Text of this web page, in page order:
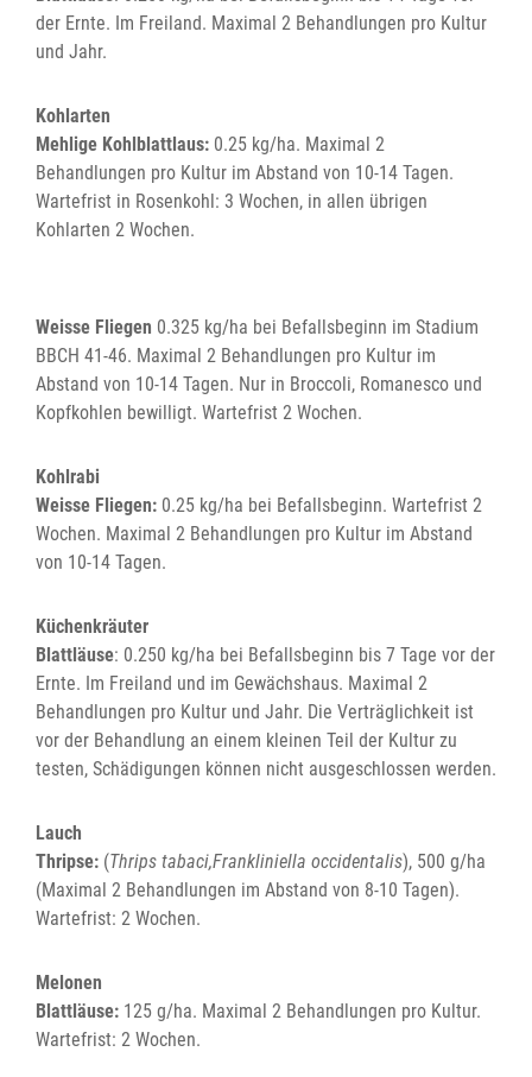
der Ernte. Im Freiland. Maximal 2 Behandlungen pro Kultur
und Jahr.
Kohlarten
Mehlige Kohlblattlaus: 0.25 kg/ha. Maximal 2
Behandlungen pro Kultur im Abstand von 10-14 Tagen.
Wartefrist in Rosenkohl: 3 Wochen, in allen übrigen
Kohlarten 2 Wochen.
Weisse Fliegen 0.325 kg/ha bei Befallsbeginn im Stadium
BBCH 41-46. Maximal 2 Behandlungen pro Kultur im
Abstand von 10-14 Tagen. Nur in Broccoli, Romanesco und
Kopfkohlen bewilligt. Wartefrist 2 Wochen.
Kohlrabi
Weisse Fliegen: 0.25 kg/ha bei Befallsbeginn. Wartefrist 2
Wochen. Maximal 2 Behandlungen pro Kultur im Abstand
von 10-14 Tagen.
Küchenkräuter
Blattläuse: 0.250 kg/ha bei Befallsbeginn bis 7 Tage vor der
Ernte. Im Freiland und im Gewächshaus. Maximal 2
Behandlungen pro Kultur und Jahr. Die Verträglichkeit ist
vor der Behandlung an einem kleinen Teil der Kultur zu
testen, Schädigungen können nicht ausgeschlossen werden.
Lauch
Thripse: (Thrips tabaci,Frankliniella occidentalis), 500 g/ha
(Maximal 2 Behandlungen im Abstand von 8-10 Tagen).
Wartefrist: 2 Wochen.
Melonen
Blattläuse: 125 g/ha. Maximal 2 Behandlungen pro Kultur.
Wartefrist: 2 Wochen.